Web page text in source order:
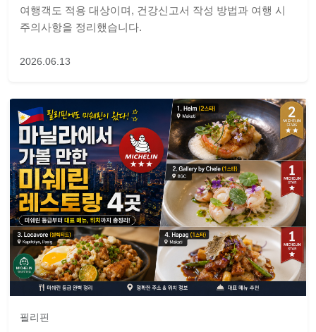
여행객도 적용 대상이며, 건강신고서 작성 방법과 여행 시
주의사항을 정리했습니다.
2026.06.13
필리핀